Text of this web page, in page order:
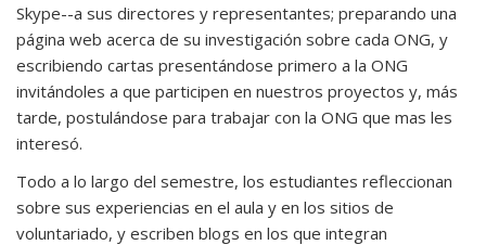
Skype--a sus directores y representantes; preparando una
página web acerca de su investigación sobre cada ONG, y
escribiendo cartas presentándose primero a la ONG
invitándoles a que participen en nuestros proyectos y, más
tarde, postulándose para trabajar con la ONG que mas les
interesó.
Todo a lo largo del semestre, los estudiantes refleccionan
sobre sus experiencias en el aula y en los sitios de
voluntariado, y escriben blogs en los que integran